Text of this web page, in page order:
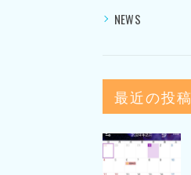
NEWS
最近の投稿